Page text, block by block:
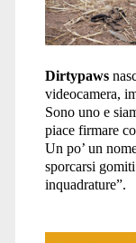
Dirtypaws
videocamera,
Sono uno e
piace firmare
Un po’ un
sporcarsi
inquadrature”.